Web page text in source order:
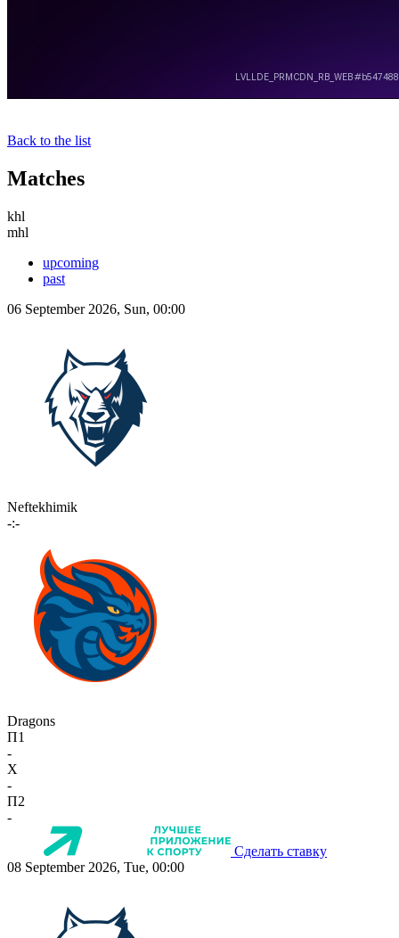
Back to the list
Matches
khl
mhl
upcoming
past
06 September 2026, Sun, 00:00
Neftekhimik
-:-
Dragons
П1
-
X
-
П2
-
Сделать ставку
08 September 2026, Tue, 00:00